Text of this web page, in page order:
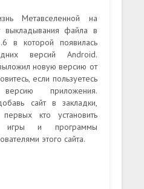
Метавселенной на
файла в
в которой появилась
версий Android.
новую версию от
если пользуетесь
приложения.
сайт в закладки,
кто установить
игры и программы
этого сайта.